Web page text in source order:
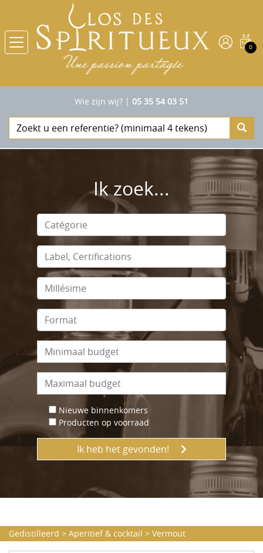
0
Wie zijn wij? | 05 35 54 03 51
Ik zoek...
Nieuwe binnenkomers
Producten op voorraad
Ik heb het gevonden!
Gedistilleerd > Aperitief & cocktail > Vermout